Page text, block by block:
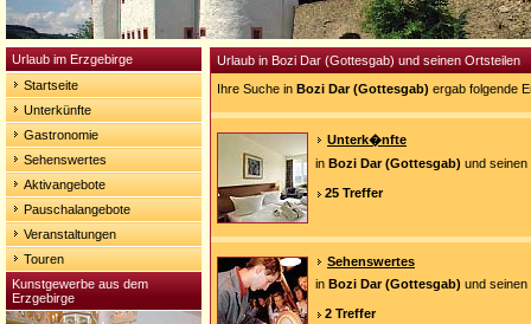
Urlaub im Erzgebirge
Startseite
Unterkünfte
Gastronomie
Sehenswertes
Aktivangebote
Pauschalangebote
Veranstaltungen
Touren
Kunstgewerbe aus dem
Erzgebirge
Urlaub in Bozi Dar (Gottesgab) und seinen Ortsteilen
Ihre Suche in Bozi Dar (Gottesgab) ergab folgende
Unterk�nfte
in Bozi Dar (Gottesgab) und seinen
25 Treffer
Sehenswertes
in Bozi Dar (Gottesgab) und seinen
2 Treffer